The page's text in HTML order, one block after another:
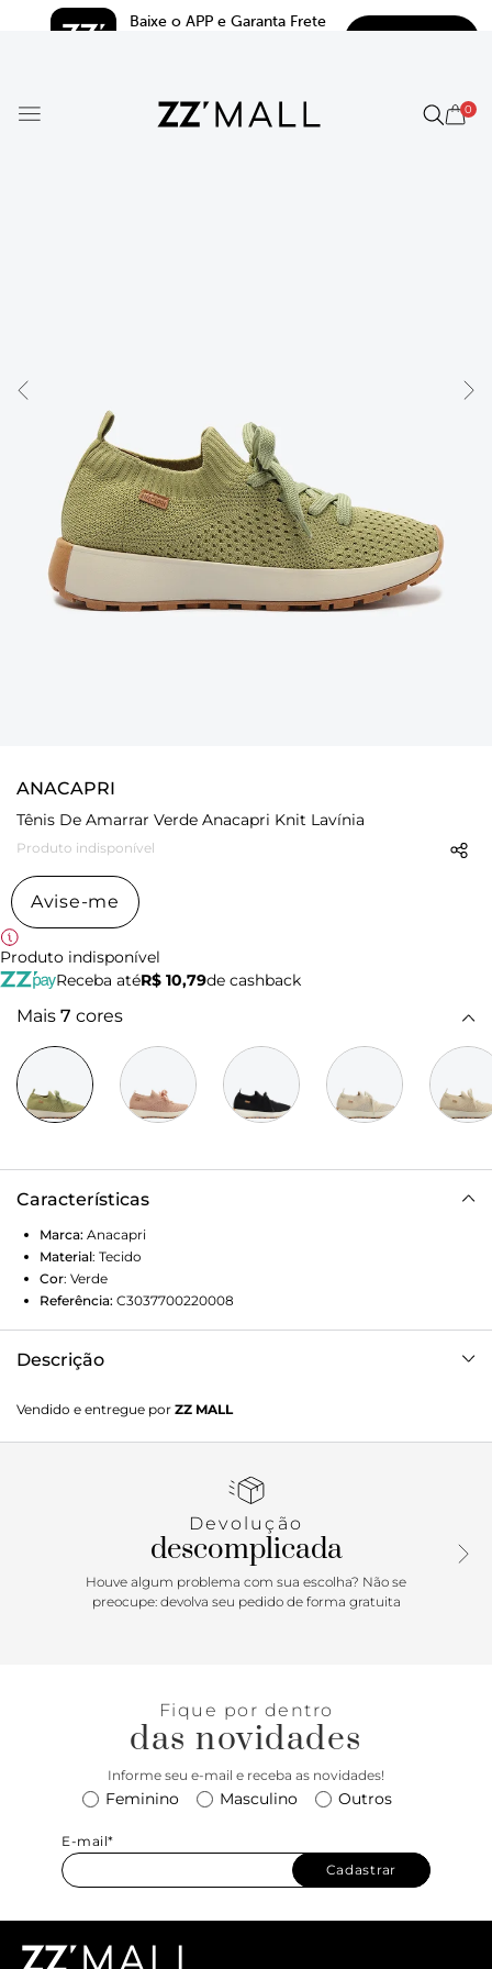
Baixe o APP e Garanta Frete
0
ANACAPRI
Tênis De Amarrar Verde Anacapri Knit Lavínia
Produto indisponível
Avise-me
Produto indisponível
Receba atéR$ 10,79de cashback
Mais 7 cores
Características
Marca: Anacapri
Material: Tecido
Cor: Verde
Referência: C3037700220008
Descrição
com emborrachado em nude. Feito em knit, ele apresenta
texturas aparentes e perfuradas por todo o cabedal. Com
proporcionando total conforto e amarração por atacadores
com assinatura Anacapri e puxador em fita de gorgurão no
calcanhar, facilitando o calce.
Porque Apostar:Tênis Anacapri em knit é garantia de
comfy e vai bem com diversas propostas: para um dia
corrido de trabalho e estudos, para praticar exercícios,
onde você for. Preparada para protagonizar momentos
incríveis? Arrase!
Vendido e entregue por ZZ MALL
Devolução
descomplicada
Houve algum problema com sua escolha? Não se
preocupe: devolva seu pedido de forma gratuita
Fique por dentro
das novidades
Informe seu e-mail e receba as novidades!
Feminino Masculino Outros
E-mail*
Cadastrar